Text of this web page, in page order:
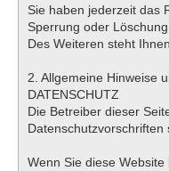
Sie haben jederzeit das
Sperrung oder
Des Weiteren steht
2. Allgemeine Hinweise
DATENSCHUTZ
Die Betreiber dieser
Datenschutzvorschriften
Wenn Sie diese